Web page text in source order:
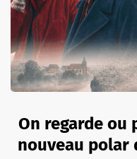
On regarde ou
nouveau polar